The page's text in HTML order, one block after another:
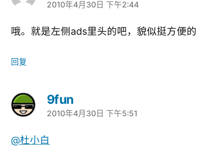
说：
2010年4月30日 下午2:44
哦。就是左侧ads里头的吧，貌似挺方便的
回复
9fun
说：
2010年4月30日 下午5:51
@杜小白